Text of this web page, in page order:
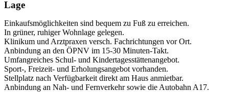
Lage
Einkaufsmöglichkeiten sind bequem zu Fuß zu erreichen.
In grüner, ruhiger Wohnlage gelegen.
Klinikum und Arztpraxen versch. Fachrichtungen vor Ort.
Anbindung an den ÖPNV im 15-30 Minuten-Takt.
Umfangreiches Schul- und Kindertagesstättenangebot.
Sport-, Freizeit- und Erholungsangebot vorhanden.
Stellplatz nach Verfügbarkeit direkt am Haus anmietbar.
Anbindung an Nah- und Fernverkehr sowie die Autobahn A17.